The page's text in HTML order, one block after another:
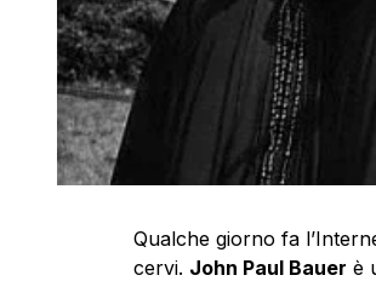
Qualche giorno fa
cervi. John Paul Bauer è